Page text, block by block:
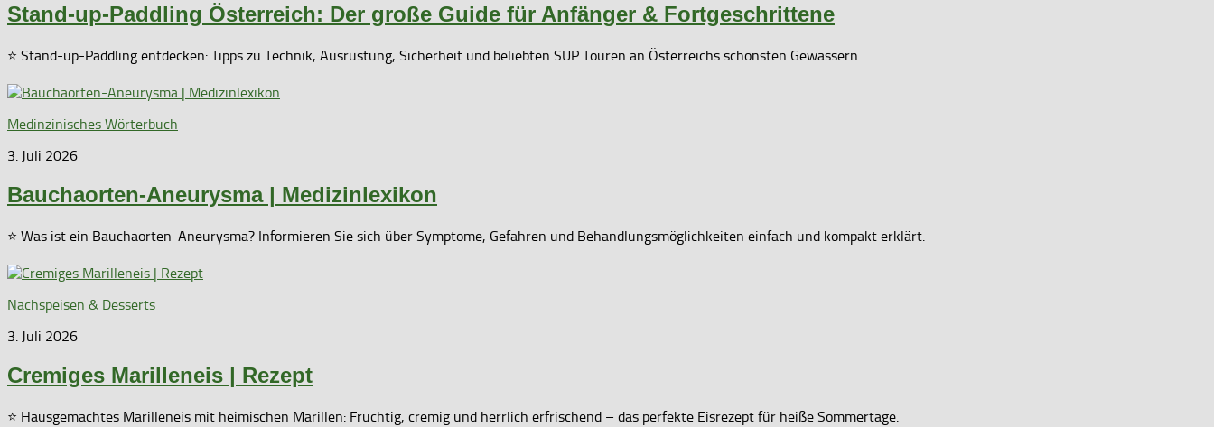
Stand-up-Paddling Österreich: Der große Guide für Anfänger & Fortgeschrittene
⭐ Stand-up-Paddling entdecken: Tipps zu Technik, Ausrüstung, Sicherheit und beliebten SUP Touren an Österreichs schönsten Gewässern.
Medinzinisches Wörterbuch
3. Juli 2026
Bauchaorten-Aneurysma | Medizinlexikon
⭐ Was ist ein Bauchaorten-Aneurysma? Informieren Sie sich über Symptome, Gefahren und Behandlungsmöglichkeiten einfach und kompakt erklärt.
Nachspeisen & Desserts
3. Juli 2026
Cremiges Marilleneis | Rezept
⭐ Hausgemachtes Marilleneis mit heimischen Marillen: Fruchtig, cremig und herrlich erfrischend – das perfekte Eisrezept für heiße Sommertage.